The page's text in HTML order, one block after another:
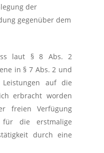
der
gegenüber dem
laut § 8 Abs. 2
in § 7 Abs. 2 und
Leistungen auf die
erbracht worden
freien Verfügung
die erstmalige
durch eine